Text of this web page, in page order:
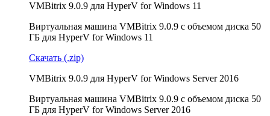
VMBitrix 9.0.9 для HyperV for Windows 11
Виртуальная машина VMBitrix 9.0.9 с объемом диска 50
ГБ для HyperV for Windows 11
Скачать (.zip)
VMBitrix 9.0.9 для HyperV for Windows Server 2016
Виртуальная машина VMBitrix 9.0.9 с объемом диска 50
ГБ для HyperV for Windows Server 2016